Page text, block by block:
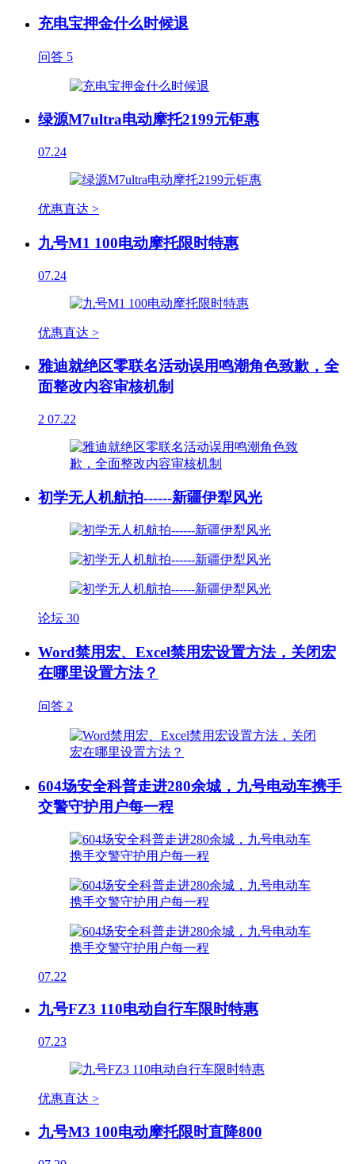
充电宝押金什么时候退
问答 5
绿源M7ultra电动摩托2199元钜惠
07.24
优惠直达 >
九号M1 100电动摩托限时特惠
07.24
优惠直达 >
雅迪就绝区零联名活动误用鸣潮角色致歉，全
面整改内容审核机制
2 07.22
初学无人机航拍------新疆伊犁风光
论坛 30
Word禁用宏、Excel禁用宏设置方法，关闭宏
在哪里设置方法？
问答 2
604场安全科普走进280余城，九号电动车携手
交警守护用户每一程
07.22
九号FZ3 110电动自行车限时特惠
07.23
优惠直达 >
九号M3 100电动摩托限时直降800